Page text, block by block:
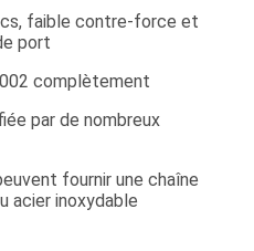
faible contre-force et
port
complètement
par de nombreux
fournir une chaîne
acier inoxydable